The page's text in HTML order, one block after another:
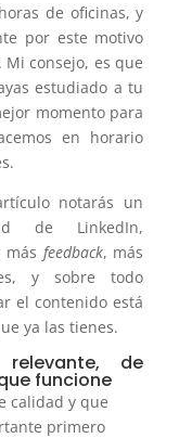
de oficinas, y
por este motivo
consejo, es que
estudiado a tu
momento para
en horario
notarás un
de LinkedIn,
más feedback, más
y sobre todo
el contenido está
ya las tienes.
de
funcione
calidad y que
primero